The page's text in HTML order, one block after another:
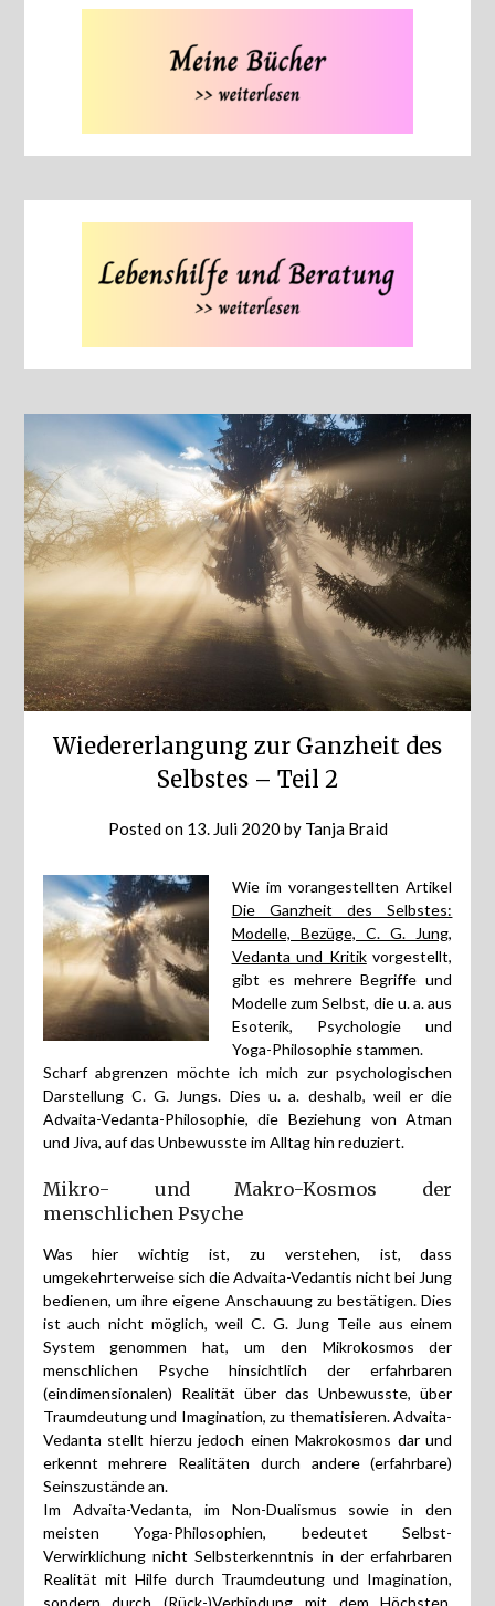
Wiedererlangung zur Ganzheit des
Selbstes – Teil 2
Posted on 13. Juli 2020 by Tanja Braid
Wie im vorangestellten Artikel
Die Ganzheit des Selbstes:
Modelle, Bezüge, C. G. Jung,
Vedanta und Kritikvorgestellt,
gibt es mehrere Begriffe und
Modelle zum Selbst, die u. a. aus
Esoterik, Psychologie und
Yoga-Philosophie stammen.
Scharf abgrenzen möchte ich mich zur psychologischen
Darstellung C. G. Jungs. Dies u. a. deshalb, weil er die
Advaita-Vedanta-Philosophie, die Beziehung von Atman
und Jiva, auf das Unbewusste im Alltag hin reduziert.
Mikro- und Makro-Kosmos der
menschlichen Psyche
Was hier wichtig ist, zu verstehen, ist, dass
umgekehrterweise sich die Advaita-Vedantis nicht bei Jung
bedienen, um ihre eigene Anschauung zu bestätigen. Dies
ist auch nicht möglich, weil C. G. Jung Teile aus einem
System genommen hat, um den Mikrokosmos der
menschlichen Psyche hinsichtlich der erfahrbaren
(eindimensionalen) Realität über das Unbewusste, über
Traumdeutung und Imagination, zu thematisieren. Advaita-
Vedanta stellt hierzu jedoch einen Makrokosmos dar und
erkennt mehrere Realitäten durch andere (erfahrbare)
Seinszustände an.
Im Advaita-Vedanta, im Non-Dualismus sowie in den
meisten Yoga-Philosophien, bedeutet Selbst-
Verwirklichung nicht Selbsterkenntnis in der erfahrbaren
Realität mit Hilfe durch Traumdeutung und Imagination,
sondern durch (Rück-)Verbindung mit dem Höchsten.